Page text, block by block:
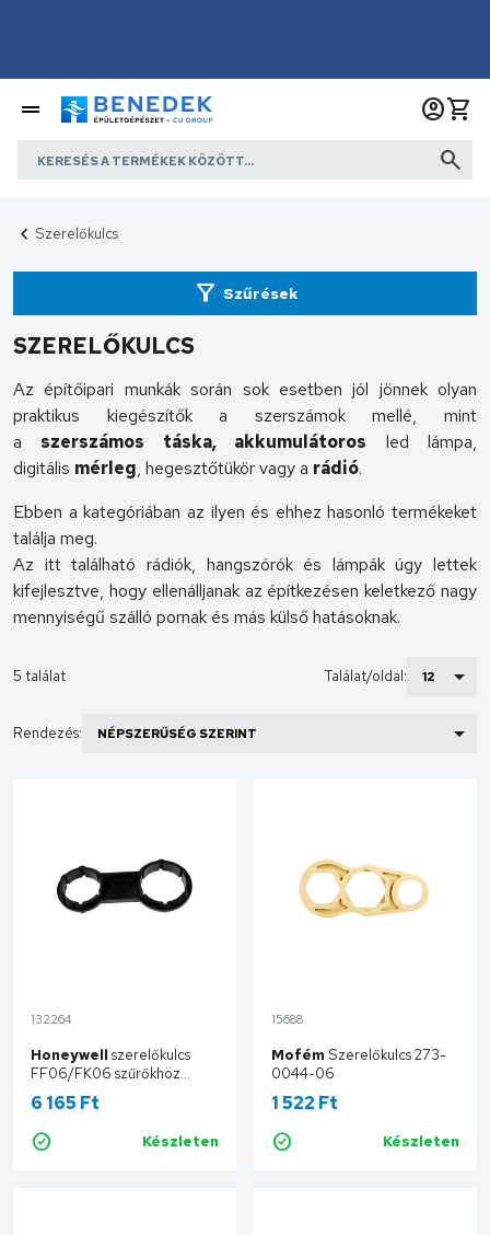
Szerelőkulcs
SZERELŐKULCS
Az építőipari munkák során sok esetben jól jönnek olyan
praktikus kiegészítők a szerszámok mellé, mint
a szerszámos táska, akkumulátoros led lámpa,
digitális mérleg, hegesztőtükör vagy a rádió.
Ebben a kategóriában az ilyen és ehhez hasonló termékeket
találja meg.
Az itt található rádiók, hangszórók és lámpák úgy lettek
kifejlesztve, hogy ellenálljanak az építkezésen keletkező nagy
mennyiségű szálló pornak és más külső hatásoknak.
5 találat Találat/oldal:
Rendezés:
132264
Honeywell szerelőkulcs
FF06/FK06 szűrőkhöz
ZR06F
6 165 Ft
Készleten
Kosárba
15688
Mofém Szerelőkulcs 273-
0044-06
1 522 Ft
Készleten
Kosárba
Szűrések